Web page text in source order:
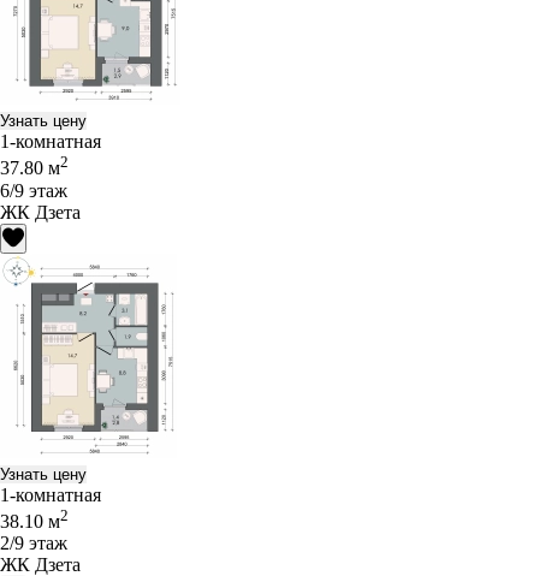
Узнать цену
1-комнатная
37.80 м2
6/9 этаж
ЖК Дзета
Узнать цену
1-комнатная
38.10 м2
2/9 этаж
ЖК Дзета